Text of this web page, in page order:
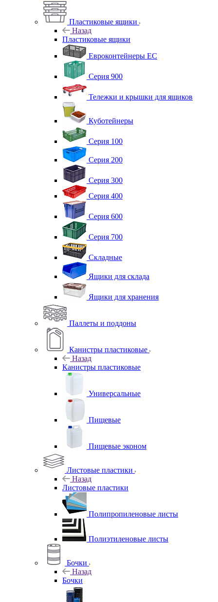
Пластиковые ящики
Назад
Пластиковые ящики
Евроконтейнеры ЕС
Серия 900
Тележки и крышки для ящиков
Куботейнеры
Серия 100
Серия 200
Серия 300
Серия 400
Серия 600
Серия 700
Складные
Ящики для склада
Ящики для хранения
Паллеты и поддоны
Канистры пластиковые
Назад
Канистры пластиковые
Универсальные
Пищевые
Пищевые эконом
Листовые пластики
Назад
Листовые пластики
Полипропиленовые листы
Полиэтиленовые листы
Бочки
Назад
Бочки